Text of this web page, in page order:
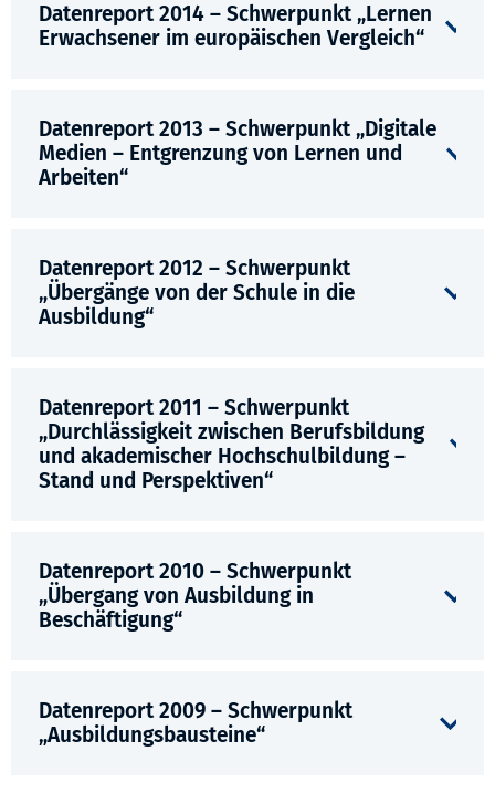
Datenreport 2014 – Schwerpunkt „Lernen
Erwachsener im europäischen Vergleich“
Datenreport 2013 – Schwerpunkt „Digitale
Medien – Entgrenzung von Lernen und
Arbeiten“
Datenreport 2012 – Schwerpunkt
„Übergänge von der Schule in die
Ausbildung“
Datenreport 2011 – Schwerpunkt
„Durchlässigkeit zwischen Berufsbildung
und akademischer Hochschulbildung –
Stand und Perspektiven“
Datenreport 2010 – Schwerpunkt
„Übergang von Ausbildung in
Beschäftigung“
Datenreport 2009 – Schwerpunkt
„Ausbildungsbausteine“